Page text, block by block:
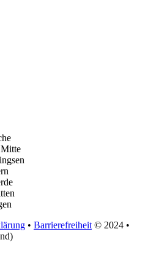
• Barrierefreiheit © 2024 •